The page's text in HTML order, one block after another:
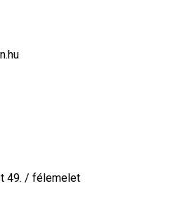
49. / félemelet